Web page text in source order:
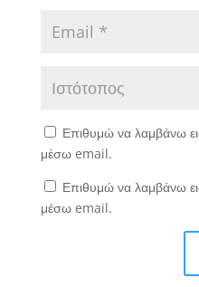
Επιθυμώ να λαμβάνω
μέσω email.
Επιθυμώ να λαμβάνω
μέσω email.